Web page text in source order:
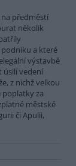
na předměstí
několik
a které
výstavbě
úsilí vedení
z nichž velkou
za
městské
či Apulii,